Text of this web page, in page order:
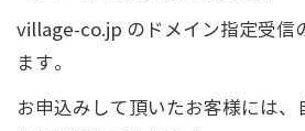
village-co.jp のドメイン指定受信
ます。
お申込みして頂いたお客様には、